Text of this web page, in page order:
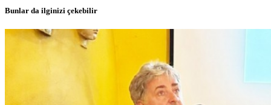
Bunlar da ilginizi çekebilir